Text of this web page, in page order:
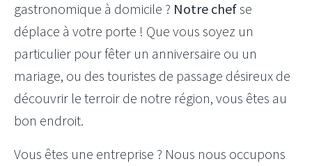
gastronomique à domicile ? Notre chefse
déplace à votre porte ! Que vous soyez un
particulier pour fêter un anniversaire ou un
mariage, ou des touristes de passage désireux de
découvrir le terroir de notre région, vous êtes au
bon endroit.
Vous êtes une entreprise ? Nous nous occupons